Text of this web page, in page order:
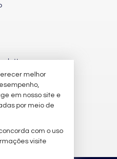
melhor
em nosso site e
por meio de
com o uso
visite